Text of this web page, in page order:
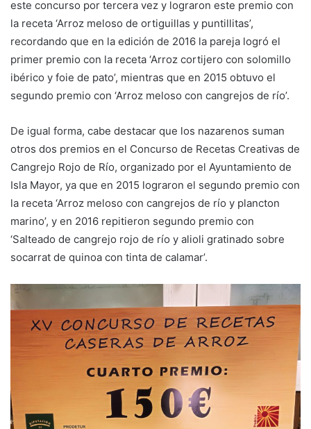
este concurso por tercera vez y lograron este premio con
la receta ‘Arroz meloso de ortiguillas y puntillitas’,
recordando que en la edición de 2016 la pareja logró el
primer premio con la receta ‘Arroz cortijero con solomillo
ibérico y foie de pato’, mientras que en 2015 obtuvo el
segundo premio con ‘Arroz meloso con cangrejos de río’.
De igual forma, cabe destacar que los nazarenos suman
otros dos premios en el Concurso de Recetas Creativas de
Cangrejo Rojo de Río, organizado por el Ayuntamiento de
Isla Mayor, ya que en 2015 lograron el segundo premio con
la receta ‘Arroz meloso con cangrejos de río y plancton
marino’, y en 2016 repitieron segundo premio con
‘Salteado de cangrejo rojo de río y alioli gratinado sobre
socarrat de quinoa con tinta de calamar’.